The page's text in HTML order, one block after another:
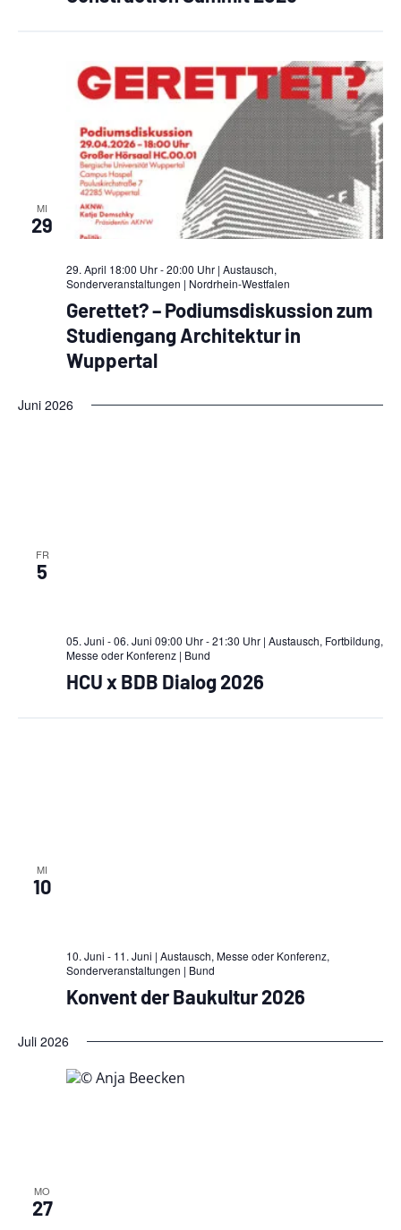
MI
29
29. April 18:00 Uhr - 20:00 Uhr | Austausch,
Sonderveranstaltungen | Nordrhein-Westfalen
Gerettet? – Podiumsdiskussion zum
Studiengang Architektur in
Wuppertal
Juni 2026
FR
5
05. Juni - 06. Juni 09:00 Uhr - 21:30 Uhr | Austausch, Fortbildung,
Messe oder Konferenz | Bund
HCU x BDB Dialog 2026
MI
10
10. Juni - 11. Juni | Austausch, Messe oder Konferenz,
Sonderveranstaltungen | Bund
Konvent der Baukultur 2026
Juli 2026
MO
27